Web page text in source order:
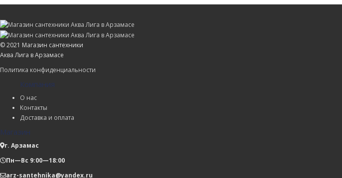
© 2021 Магазин сантехники
Аква Лига в Арзамасе
Политика конфиденциальности
Компания
О нас
Контакты
Доставка и оплата
Магазин
г. Арзамас
Пн—Вс 9:00—18:00
arz-santehnika@yandex.ru